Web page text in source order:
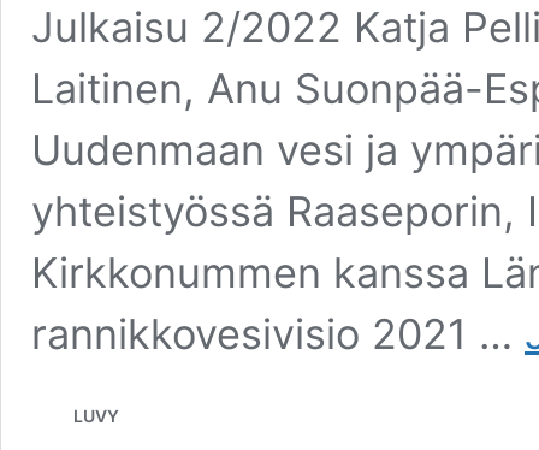
Julkaisu 2/2022 Katja
Laitinen, Anu Suonpää-
Uudenmaan vesi ja
yhteistyössä Raaseporin,
Kirkkonummen kanssa
rannikkovesivisio 2021 …
LUVY